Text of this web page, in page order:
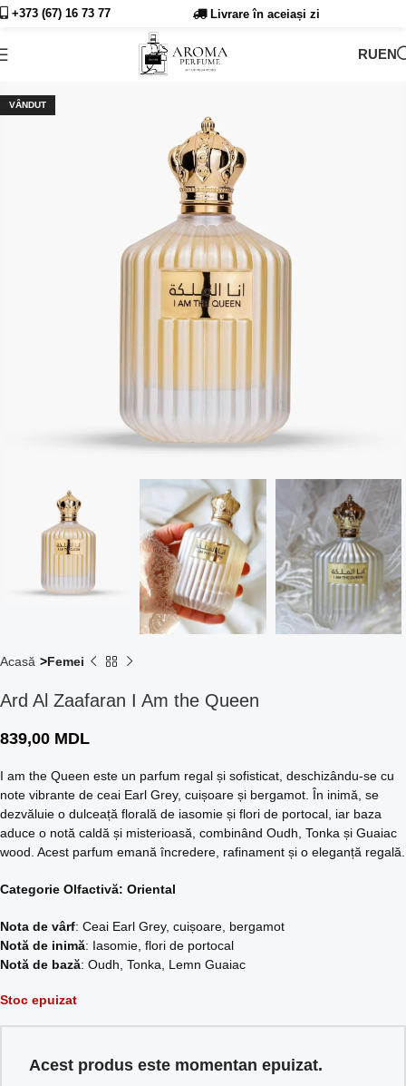
+373 (67) 16 73 77 Livrare în aceiași zi
RUEN
VÂNDUT
Acasă Femei
Ard Al Zaafaran I Am the Queen
839,00 MDL
I am the Queen este un parfum regal și sofisticat, deschizându-se cu
note vibrante de ceai Earl Grey, cuișoare și bergamot. În inimă, se
dezvăluie o dulceață florală de iasomie și flori de portocal, iar baza
aduce o notă caldă și misterioasă, combinând Oudh, Tonka și Guaiac
wood. Acest parfum emană încredere, rafinament și o eleganță regală.
Categorie Olfactivă: Oriental
Nota de vârf: Ceai Earl Grey, cuișoare, bergamot
Notă de inimă: Iasomie, flori de portocal
Notă de bază: Oudh, Tonka, Lemn Guaiac
Stoc epuizat
Acest produs este momentan epuizat.